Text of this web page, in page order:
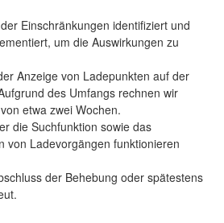
Einschränkungen identifiziert und
um die Auswirkungen zu
Anzeige von Ladepunkten auf der
des Umfangs rechnen wir
etwa zwei Wochen.
die Suchfunktion sowie das
von Ladevorgängen funktionieren
der Behebung oder spätestens